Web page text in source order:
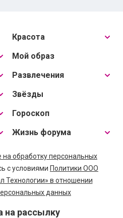
Красота
Мой образ
Развлечения
Звёзды
Гороскоп
Жизнь форума
на обработку персональных
с условиями Политики ООО
Технологии» в отношении
данных
на рассылку